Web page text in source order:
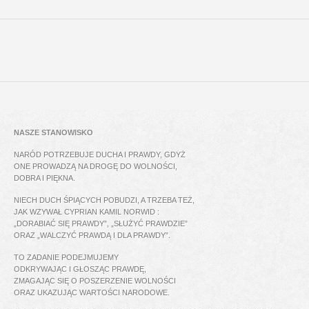
NASZE STANOWISKO
NARÓD POTRZEBUJE DUCHA I PRAWDY, GDYŻ
ONE PROWADZĄ NA DROGĘ DO WOLNOŚCI,
DOBRA I PIĘKNA.
NIECH DUCH ŚPIĄCYCH POBUDZI, A TRZEBA TEŻ,
JAK WZYWAŁ CYPRIAN KAMIL NORWID :
„DORABIAĆ SIĘ PRAWDY”, „SŁUŻYĆ PRAWDZIE”
ORAZ „WALCZYĆ PRAWDĄ I DLA PRAWDY”.
TO ZADANIE PODEJMUJEMY
ODKRYWAJĄC I GŁOSZĄC PRAWDĘ,
ZMAGAJĄC SIĘ O POSZERZENIE WOLNOŚCI
ORAZ UKAZUJĄC WARTOŚCI NARODOWE.